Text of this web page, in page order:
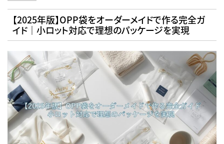
【2025年版】OPP袋をオーダーメイドで作る完全ガ
イド｜小ロット対応で理想のパッケージを実現